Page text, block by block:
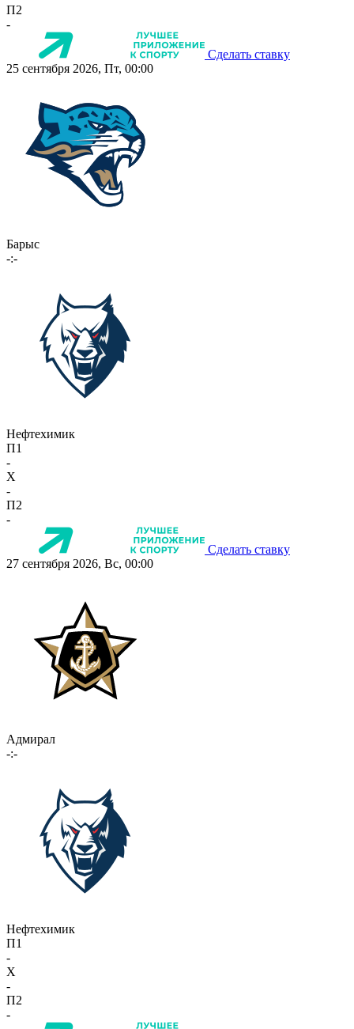
П2
-
Сделать ставку
25 сентября 2026, Пт, 00:00
Барыс
-:-
Нефтехимик
П1
-
X
-
П2
-
Сделать ставку
27 сентября 2026, Вс, 00:00
Адмирал
-:-
Нефтехимик
П1
-
X
-
П2
-